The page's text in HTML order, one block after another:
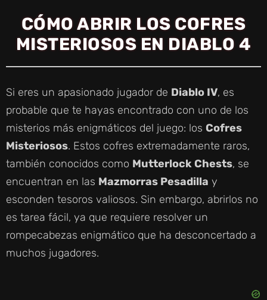
CÓMO ABRIR LOS COFRES
MISTERIOSOS EN DIABLO 4
Si eres un apasionado jugador de Diablo IV, es
probable que te hayas encontrado con uno de los
misterios más enigmáticos del juego: los Cofres
Misteriosos. Estos cofres extremadamente raros,
también conocidos como Mutterlock Chests, se
encuentran en las Mazmorras Pesadilla y
esconden tesoros valiosos. Sin embargo, abrirlos no
es tarea fácil, ya que requiere resolver un
rompecabezas enigmático que ha desconcertado a
muchos jugadores.